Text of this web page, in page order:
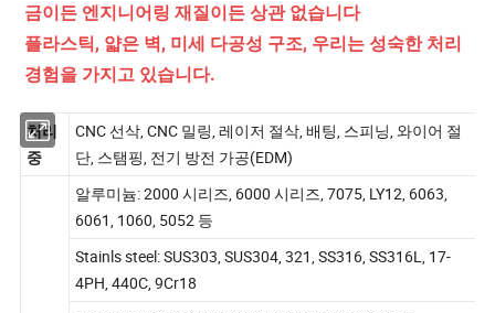
금이든 엔지니어링 재질이든 상관 없습니다
플라스틱, 얇은 벽, 미세 다공성 구조, 우리는 성숙한 처리
경험을 가지고 있습니다.
처리
중
CNC 선삭, CNC 밀링, 레이저 절삭, 배팅, 스피닝, 와이어 절
단, 스탬핑, 전기 방전 가공(EDM)
알루미늄: 2000 시리즈, 6000 시리즈, 7075, LY12, 6063,
6061, 1060, 5052 등
Stainls steel: SUS303, SUS304, 321, SS316, SS316L, 17-
4PH, 440C, 9Cr18